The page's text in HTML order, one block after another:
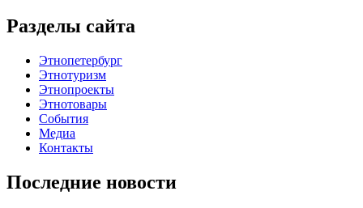
Разделы сайта
Этнопетербург
Этнотуризм
Этнопроекты
Этнотовары
События
Медиа
Контакты
Последние новости